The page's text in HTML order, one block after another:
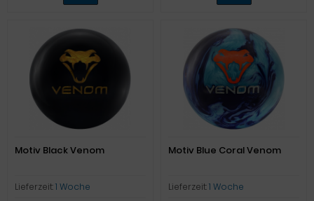
Motiv Black Venom
Lieferzeit:1 Woche
Motiv Blue Coral Venom
Lieferzeit:1 Woche